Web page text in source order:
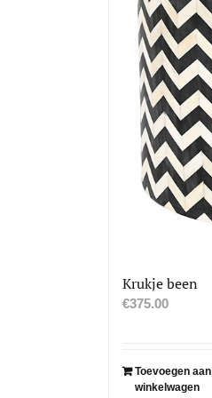
Krukje been
€375.00
Toevoegen aan
winkelwagen